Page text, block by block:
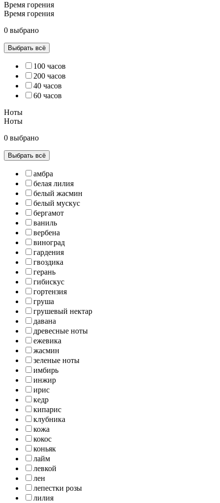
Время горения
Время горения
0 выбрано
Выбрать всё
100 часов
200 часов
40 часов
60 часов
Ноты
Ноты
0 выбрано
Выбрать всё
амбра
белая лилия
белый жасмин
белый мускус
бергамот
ваниль
вербена
виноград
гардения
гвоздика
герань
гибискус
гортензия
груша
грушевый нектар
давана
древесные ноты
ежевика
жасмин
зеленые ноты
имбирь
инжир
ирис
кедр
кипарис
клубника
кожа
кокос
коньяк
лайм
левкой
лен
лепестки розы
лилия